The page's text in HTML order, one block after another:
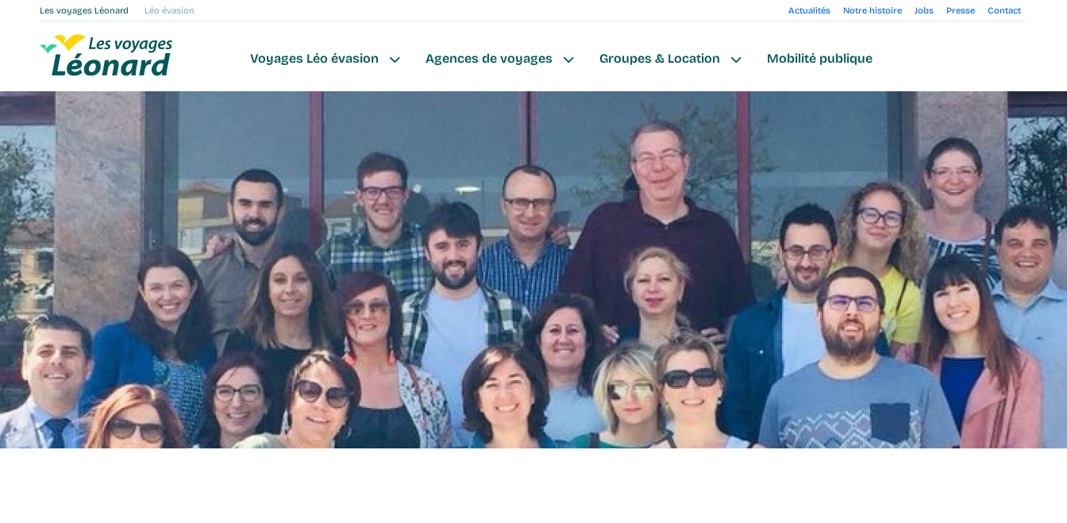
Les voyages Léonard Léo évasion Actualités Notre histoire Jobs Presse Contact
Main navigation
Voyages Léo évasion Agences de voyages Groupes & Location Mobilité publique